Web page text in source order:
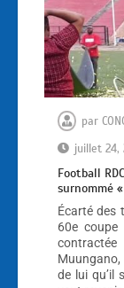
par
juillet 24,
Football
surnommé
Écarté des
60e coupe
Muungano,
de lui qu’il